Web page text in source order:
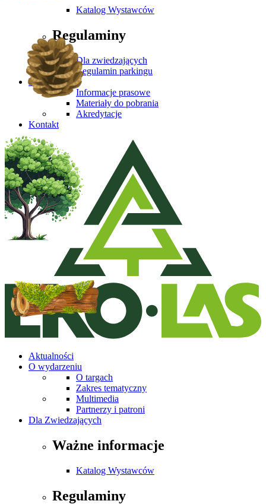
Katalog Wystawców
Regulaminy
Dla zwiedzających
Regulamin parkingu
Media
Informacje prasowe
Materiały do pobrania
Akredytacje
Kontakt
Aktualności
O wydarzeniu
O targach
Zakres tematyczny
Multimedia
Partnerzy i patroni
Dla Zwiedzających
Ważne informacje
Katalog Wystawców
Regulaminy